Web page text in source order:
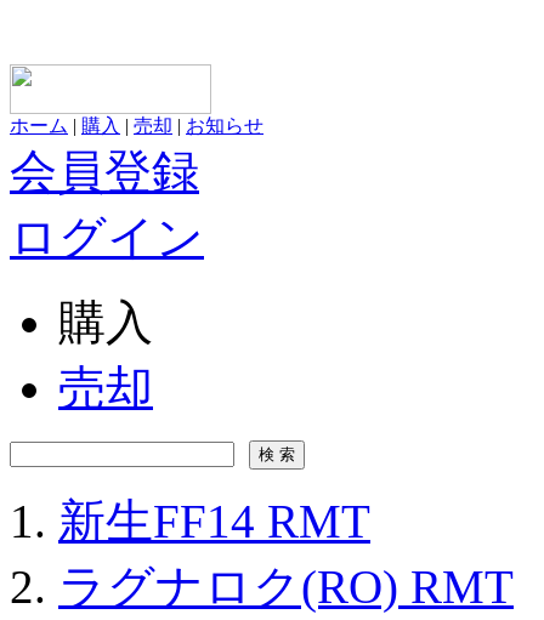
ホーム | 購入 | 売却 | お知らせ
会員登録
ログイン
購入
売却
新生FF14 RMT
ラグナロク(RO) RMT